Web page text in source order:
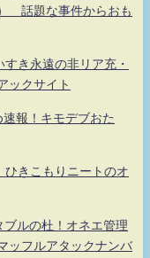
話題な事件からおも
き永遠の非リア充・
ックサイト
報！キモデブおた
きこもりニートのオ
ルの杜！オネエ管理
ッフルアタックナンバ